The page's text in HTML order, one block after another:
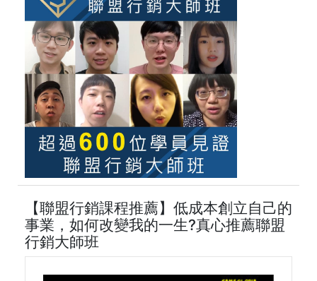
【聯盟行銷課程推薦】低成本創立自己的
事業，如何改變我的一生?真心推薦聯盟
行銷大師班